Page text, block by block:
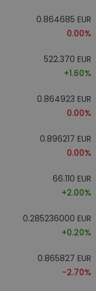
0.864685 EUR
0.00%
522.370 EUR
+1.60%
0.864923 EUR
0.00%
0.896217 EUR
0.00%
66.110 EUR
+2.00%
0.285236000 EUR
+0.20%
0.865827 EUR
-2.70%